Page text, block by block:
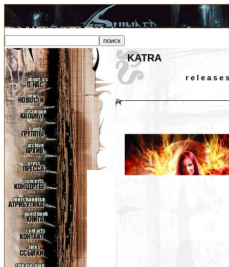
KATRA
r e l e a s e s